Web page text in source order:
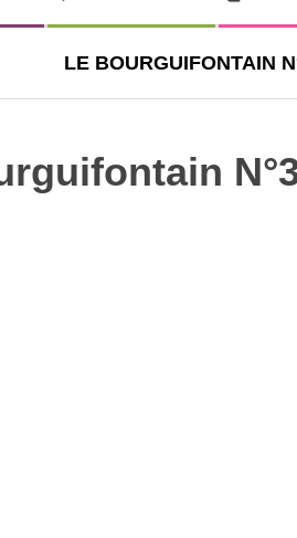
LE BOURGUIFONTAIN